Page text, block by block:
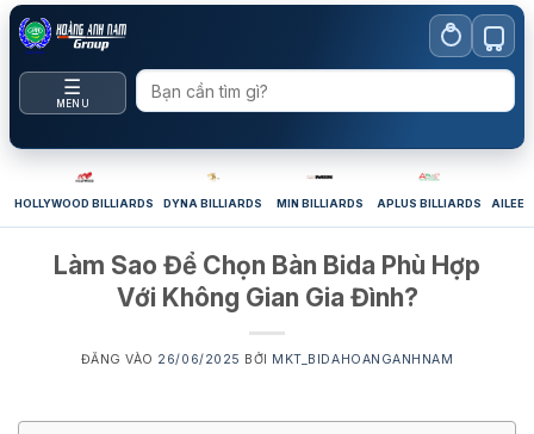
Bỏ
qua
nội
☰
MENU
HOLLYWOOD BILLIARDS DYNA BILLIARDS MIN BILLIARDS APLUS BILLIARDS
Làm Sao Để Chọn Bàn Bida Phù Hợp
Với Không Gian Gia Đình?
ĐĂNG VÀO 26/06/2025 BỞI MKT_BIDAHOANGANHNAM